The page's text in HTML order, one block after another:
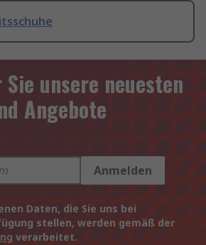
unsere neuesten
Angebote
Anmelden
Daten, die Sie uns bei
stellen, werden gemäß der
verarbeitet.